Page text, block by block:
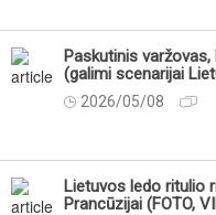
Paskutinis
(galimi scenarijai
2026/05/08
Lietuvos ledo ritulio
Prancūzijai (FOTO,